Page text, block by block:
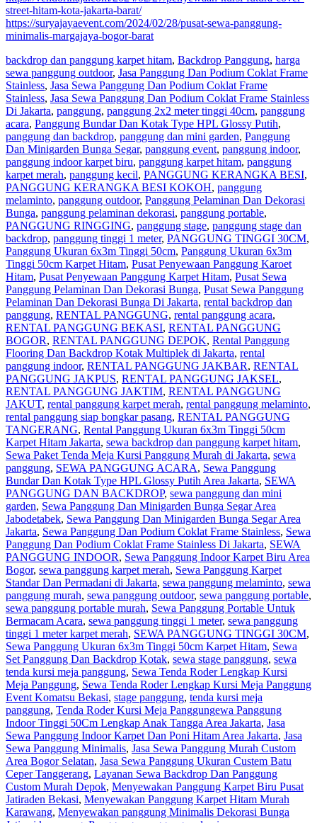
street-hitam-kota-jakarta-barat/
https://suryajayaevent.com/2024/02/28/pusat-sewa-panggung-
minimalis-margajaya-bogor-barat
backdrop dan panggung karpet hitam, Backdrop Panggung, harga
sewa panggung outdoor, Jasa Panggung Dan Podium Coklat Frame
Stainless, Jasa Sewa Panggung Dan Podium Coklat Frame
Stainless, Jasa Sewa Panggung Dan Podium Coklat Frame Stainless
Di Jakarta, panggung, panggung 2x2 meter tinggi 40cm, panggung
acara, Panggung Bundar Dan Kotak Type HPL Glossy Putih,
panggung dan backdrop, panggung dan mini garden, Panggung
Dan Minigarden Bunga Segar, panggung event, panggung indoor,
panggung indoor karpet biru, panggung karpet hitam, panggung
karpet merah, panggung kecil, PANGGUNG KERANGKA BESI,
PANGGUNG KERANGKA BESI KOKOH, panggung
melaminto, panggung outdoor, Panggung Pelaminan Dan Dekorasi
Bunga, panggung pelaminan dekorasi, panggung portable,
PANGGUNG RINGGING, panggung stage, panggung stage dan
backdrop, panggung tinggi 1 meter, PANGGUNG TINGGI 30CM,
Panggung Ukuran 6x3m Tinggi 50cm, Panggung Ukuran 6x3m
Tinggi 50cm Karpet Hitam, Pusat Penyewaan Panggung Karoet
Hitam, Pusat Penyewaan Panggung Karpet Hitam, Pusat Sewa
Panggung Pelaminan Dan Dekorasi Bunga, Pusat Sewa Panggung
Pelaminan Dan Dekorasi Bunga Di Jakarta, rental backdrop dan
panggung, RENTAL PANGGUNG, rental panggung acara,
RENTAL PANGGUNG BEKASI, RENTAL PANGGUNG
BOGOR, RENTAL PANGGUNG DEPOK, Rental Panggung
Flooring Dan Backdrop Kotak Multiplek di Jakarta, rental
panggung indoor, RENTAL PANGGUNG JAKBAR, RENTAL
PANGGUNG JAKPUS, RENTAL PANGGUNG JAKSEL,
RENTAL PANGGUNG JAKTIM, RENTAL PANGGUNG
JAKUT, rental panggung karpet merah, rental panggung melaminto,
rental panggung siap bongkar pasang, RENTAL PANGGUNG
TANGERANG, Rental Panggung Ukuran 6x3m Tinggi 50cm
Karpet Hitam Jakarta, sewa backdrop dan panggung karpet hitam,
Sewa Paket Tenda Meja Kursi Panggung Murah di Jakarta, sewa
panggung, SEWA PANGGUNG ACARA, Sewa Panggung
Bundar Dan Kotak Type HPL Glossy Putih Area Jakarta, SEWA
PANGGUNG DAN BACKDROP, sewa panggung dan mini
garden, Sewa Panggung Dan Minigarden Bunga Segar Area
Jabodetabek, Sewa Panggung Dan Minigarden Bunga Segar Area
Jakarta, Sewa Panggung Dan Podium Coklat Frame Stainless, Sewa
Panggung Dan Podium Coklat Frame Stainless Di Jakarta, SEWA
PANGGUNG INDOOR, Sewa Panggung Indoor Karpet Biru Area
Bogor, sewa panggung karpet merah, Sewa Panggung Karpet
Standar Dan Permadani di Jakarta, sewa panggung melaminto, sewa
panggung murah, sewa panggung outdoor, sewa panggung portable,
sewa panggung portable murah, Sewa Panggung Portable Untuk
Bermacam Acara, sewa panggung tinggi 1 meter, sewa panggung
tinggi 1 meter karpet merah, SEWA PANGGUNG TINGGI 30CM,
Sewa Panggung Ukuran 6x3m Tinggi 50cm Karpet Hitam, Sewa
Set Panggung Dan Backdrop Kotak, sewa stage panggung, sewa
tenda kursi meja panggung, Sewa Tenda Roder Lengkap Kursi
Meja Panggung, Sewa Tenda Roder Lengkap Kursi Meja Panggung
Event Komatsu Bekasi, stage panggung, tenda kursi meja
panggung, Tenda Roder Kursi Meja Panggungewa Panggung
Indoor Tinggi 50Cm Lengkap Anak Tangga Area Jakarta, Jasa
Sewa Panggung Indoor Karpet Dan Poni Hitam Area Jakarta, Jasa
Sewa Panggung Minimalis, Jasa Sewa Panggung Murah Custom
Area Bogor Selatan, Jasa Sewa Panggung Ukuran Custem Batu
Ceper Tanggerang, Layanan Sewa Backdrop Dan Panggung
Custom Murah Depok, Menyewakan Panggung Karpet Biru Pusat
Jatiraden Bekasi, Menyewakan Panggung Karpet Hitam Murah
Karawang, Menyewakan panggung Minimalis Dekorasi Bunga